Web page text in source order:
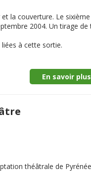
la couverture. Le
2004. Un tirage de
à cette sortie.
En savoir
théâtrale de